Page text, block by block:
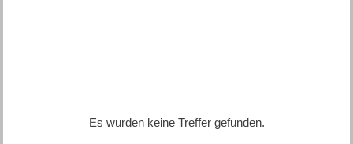
Es wurden keine Treffer gefunden.